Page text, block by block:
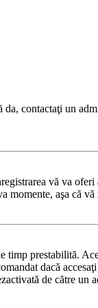
contactaţi un
vă va
aşa că vă
prestabilită.
dacă
de către un